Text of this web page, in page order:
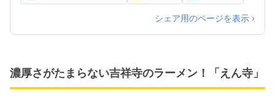
シェア用のページを表示 ›
濃厚さがたまらない吉祥寺のラーメン！「えん寺」